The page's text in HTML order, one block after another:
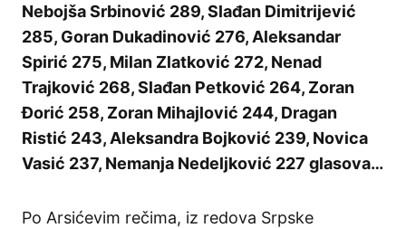
Nebojša Srbinović 289, Slađan Dimitrijević
285, Goran Dukadinović 276, Aleksandar
Spirić 275, Milan Zlatković 272, Nenad
Trajković 268, Slađan Petković 264, Zoran
Đorić 258, Zoran Mihajlović 244, Dragan
Ristić 243, Aleksandra Bojković 239, Novica
Vasić 237, Nemanja Nedeljković 227 glasova…
Po Arsićevim rečima, iz redova Srpske